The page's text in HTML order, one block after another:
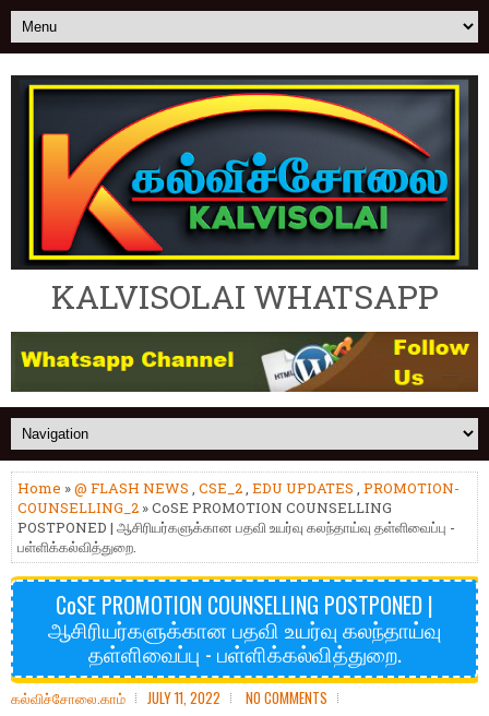
KALVISOLAI WHATSAPP
Home »@ FLASH NEWS , CSE_2, EDU UPDATES , PROMOTION-
COUNSELLING_2 » CoSE PROMOTION COUNSELLING
POSTPONED | ஆசிரியர்களுக்கான பதவி உயர்வு கலந்தாய்வு தள்ளிவைப்பு -
பள்ளிக்கல்வித்துறை.
CoSE PROMOTION COUNSELLING POSTPONED |
ஆசிரியர்களுக்கான பதவி உயர்வு கலந்தாய்வு
தள்ளிவைப்பு - பள்ளிக்கல்வித்துறை.
கல்விச்சோலை.காம் JULY 11, 2022 NO COMMENTS